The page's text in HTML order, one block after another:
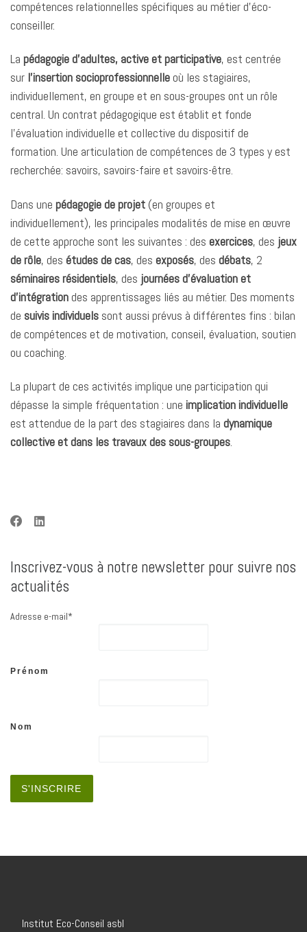
compétences relationnelles spécifiques au métier d’éco-
conseiller.
La pédagogie d’adultes, active et participative, est centrée
sur l’insertion socioprofessionnelleoù les stagiaires,
individuellement, en groupe et en sous-groupes ont un rôle
central. Un contrat pédagogique est établit et fonde
l’évaluation individuelle et collective du dispositif de
formation. Une articulation de compétences de 3 types y est
recherchée: savoirs, savoirs-faire et savoirs-être.
Dans une pédagogie de projet (en groupes et
individuellement), les principales modalités de mise en œuvre
de cette approche sont les suivantes : des exercices, des jeux
de rôle, des études de cas, des exposés, des débats, 2
séminaires résidentiels, des journées d’évaluation et
d’intégrationdes apprentissages liés au métier. Des moments
de suivis individuels sont aussi prévus à différentes fins : bilan
de compétences et de motivation, conseil, évaluation, soutien
ou coaching.
La plupart de ces activités implique une participation qui
dépasse la simple fréquentation : une implication individuelle
est attendue de la part des stagiaires dans la dynamique
collective et dans les travaux des sous-groupes.
Inscrivez-vous à notre newsletter pour suivre nos
actualités
Adresse e-mail*
Prénom
Nom
Institut Eco-Conseil asbl